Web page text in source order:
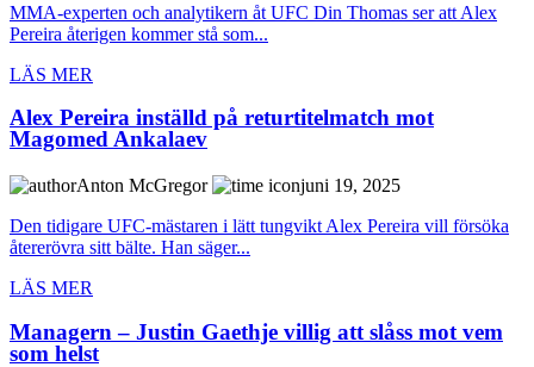
MMA-experten och analytikern åt UFC Din Thomas ser att Alex
Pereira återigen kommer stå som...
LÄS MER
Alex Pereira inställd på returtitelmatch mot
Magomed Ankalaev
Anton McGregor
juni 19, 2025
Den tidigare UFC-mästaren i lätt tungvikt Alex Pereira vill försöka
återerövra sitt bälte. Han säger...
LÄS MER
Managern – Justin Gaethje villig att slåss mot vem
som helst